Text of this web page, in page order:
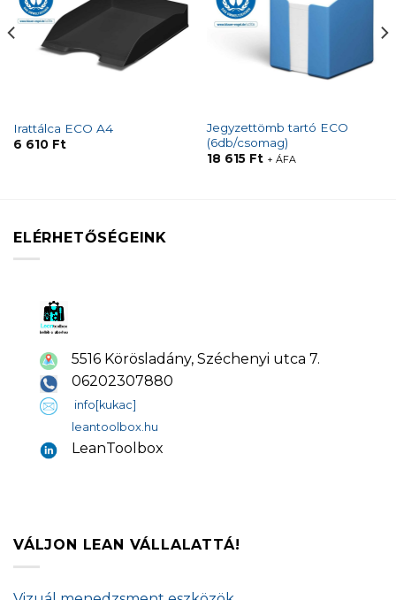
Irattálca ECO A4
6 610 Ft
Jegyzettömb tartó ECO
(6db/csomag)
18 615 Ft + ÁFA
ELÉRHETŐSÉGEINK
5516 Körösladány, Széchenyi utca 7.
06202307880
info[kukac]
leantoolbox.hu
LeanToolbox
VÁLJON LEAN VÁLLALATTÁ!